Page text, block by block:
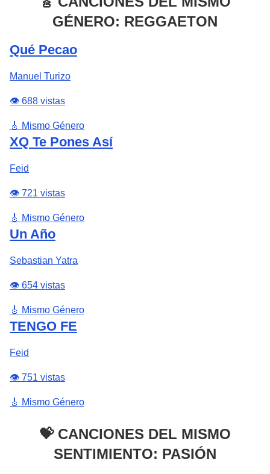
GÉNERO: REGGAETON
Qué Pecao
Manuel Turizo
👁️ 688 vistas
🎸 Mismo Género
XQ Te Pones Así
Feid
👁️ 721 vistas
🎸 Mismo Género
Un Año
Sebastian Yatra
👁️ 654 vistas
🎸 Mismo Género
TENGO FE
Feid
👁️ 751 vistas
🎸 Mismo Género
💝 CANCIONES DEL MISMO
SENTIMIENTO: PASIÓN